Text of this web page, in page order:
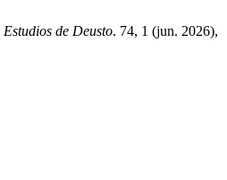
Estudios de Deusto. 74, 1 (jun. 2026),